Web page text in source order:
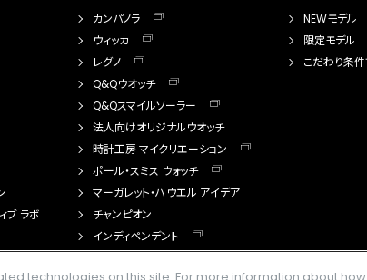
ブ ラボ
カンパノラ
ウィッカ
レグノ
Q&Qウオッチ
Q&Qスマイルソーラー
法人向けオリジナルウオッチ
時計工房 マイクリエーション
ポール・スミス ウォッチ
マーガレット・ハウエル アイデア
チャンピオン
インディペンデント
NEWモデル
限定モデル
こだわり条